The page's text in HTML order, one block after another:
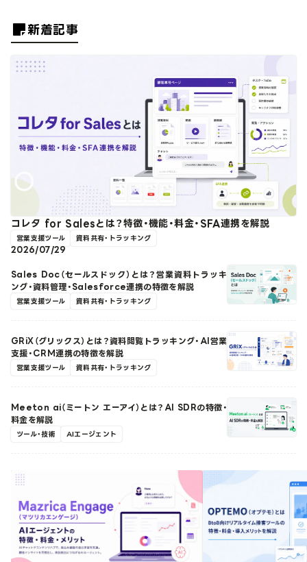
新着記事
コレタ for Salesとは？特徴・機能・料金・SFA連携を解説
営業支援ツール 資料共有・トラッキング
2026/07/29
Sales Doc（セールスドック）とは？営業資料トラッキ
ング・資料管理・Salesforce連携の特徴を解説
営業支援ツール 資料共有・トラッキング
GRiX（グリックス）とは？資料閲覧トラッキング・AI営業
支援・CRM連携の特徴を解説
営業支援ツール 資料共有・トラッキング
Meeton ai（ミートン エーアイ）とは？AI SDRの特徴・
料金を解説
ツール・技術 AIエージェント